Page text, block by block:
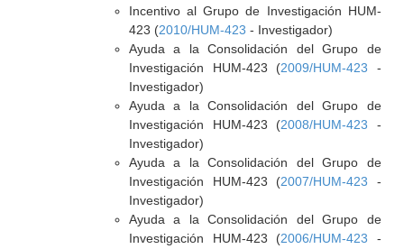
Incentivo al Grupo de Investigación HUM-
423 (2010/HUM-423 - Investigador)
Ayuda a la Consolidación del Grupo de
Investigación HUM-423 (2009/HUM-423 -
Investigador)
Ayuda a la Consolidación del Grupo de
Investigación HUM-423 (2008/HUM-423 -
Investigador)
Ayuda a la Consolidación del Grupo de
Investigación HUM-423 (2007/HUM-423 -
Investigador)
Ayuda a la Consolidación del Grupo de
Investigación HUM-423 (2006/HUM-423 -